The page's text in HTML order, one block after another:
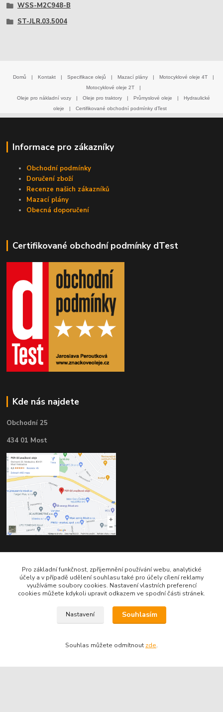
WSS-M2C948-B
ST-JLR.03.5004
Domů | Kontakt | Specifikace olejů | Mazací plány | Motocyklové oleje 4T
|
Motocyklové oleje 2T
|
Oleje pro nákladní vozy
| Oleje pro traktory | Průmyslové oleje |
Hydraulické
oleje
| Certifikované obchodní podmínky dTest
Informace pro zákazníky
Obchodní podmínky
Doručení zboží
Recenze našich zákazníků
Mazací plány
Obecná doporučení
Certifikované obchodní podmínky dTest
Kde nás najdete
Obchodní 25
434 01 Most
Kontakty
info@znackoveoleje.cz
Pro základní funkčnost, zpříjemnění používání webu, analytické
účely a v případě udělení souhlasu také pro účely cílení reklamy
využíváme soubory cookies. Nastavení vlastních preferencí
cookies můžete kdykoli upravit odkazem ve spodní části stránek.
Nastavení Souhlasím
Souhlas můžete odmítnout zde.